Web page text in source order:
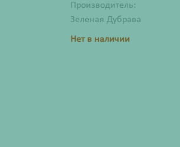
Производитель:
Зеленая Дубрава
Нет в наличии